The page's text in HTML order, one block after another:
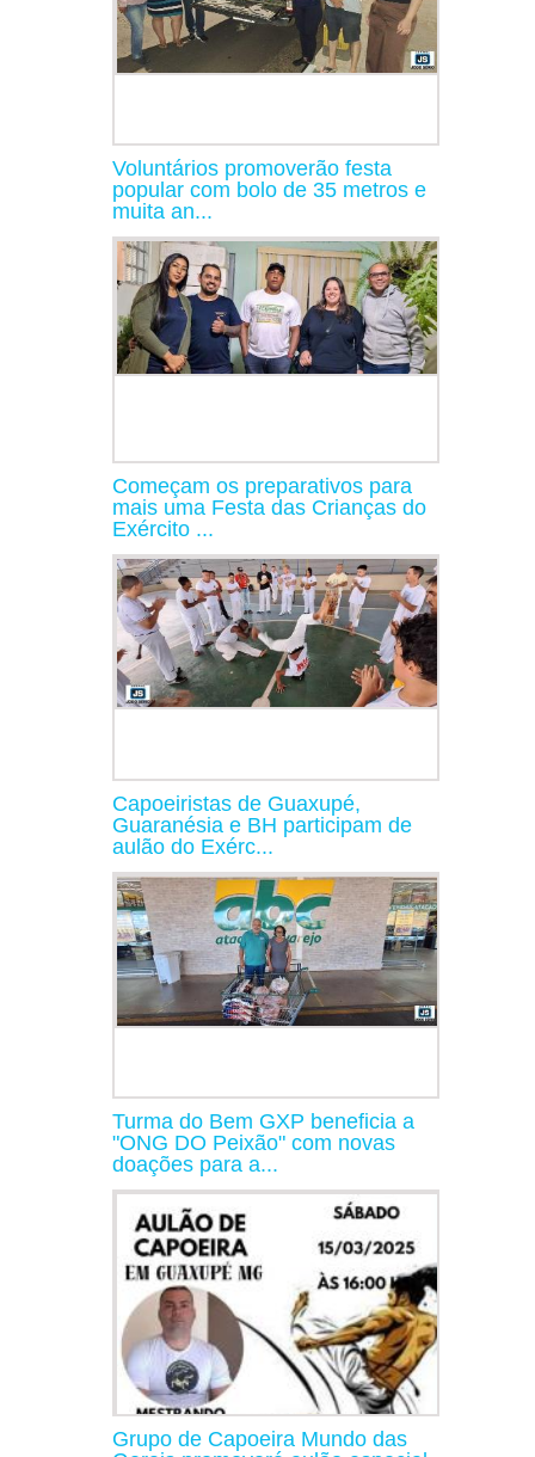
Voluntários promoverão festa
popular com bolo de 35 metros e
muita an...
Começam os preparativos para
mais uma Festa das Crianças do
Exército ...
Capoeiristas de Guaxupé,
Guaranésia e BH participam de
aulão do Exérc...
Turma do Bem GXP beneficia a
"ONG DO Peixão" com novas
doações para a...
Grupo de Capoeira Mundo das